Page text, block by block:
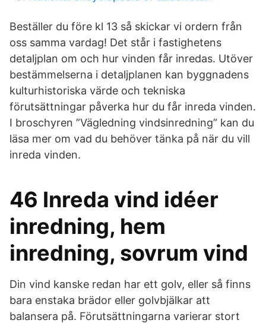
Beställer du före kl 13 så skickar vi ordern från
oss samma vardag! Det står i fastighetens
detaljplan om och hur vinden får inredas. Utöver
bestämmelserna i detaljplanen kan byggnadens
kulturhistoriska värde och tekniska
förutsättningar påverka hur du får inreda vinden.
I broschyren ”Vägledning vindsinredning” kan du
läsa mer om vad du behöver tänka på när du vill
inreda vinden.
46 Inreda vind idéer
inredning, hem
inredning, sovrum vind
Din vind kanske redan har ett golv, eller så finns
bara enstaka brädor eller golvbjälkar att
balansera på. Förutsättningarna varierar stort